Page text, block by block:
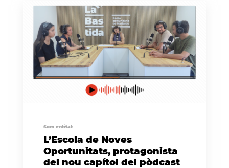
Som entitat
L’Escola de Noves
Oportunitats, protagonista
del nou capítol del pòdcast